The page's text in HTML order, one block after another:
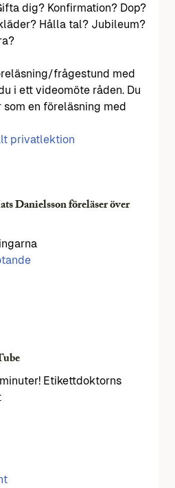
dig? Konfirmation? Dop?
Hålla tal? Jubileum?
frågestund med
i ett videomöte råden. Du
en föreläsning med
privatlektion
Danielsson föreläser över
Etikettdoktorns